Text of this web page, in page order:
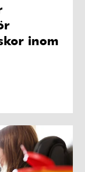
inom